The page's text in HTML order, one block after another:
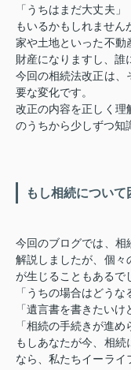
「うちはまだ大丈夫
もいるかもしれません
家や土地といった不動
財産になりますし、誰
今回の相続法改正は、
要な変化です。
改正の内容を正しく理
のうちから少しずつ知
もし相続につい
今回のブログでは、相
解説しましたが、個々
が生じることもあるで
「うちの場合はどうな
「遺言書を書きたい
「相続の手続きが進め
もしあなたが今、相続
なら、私たちイーライ